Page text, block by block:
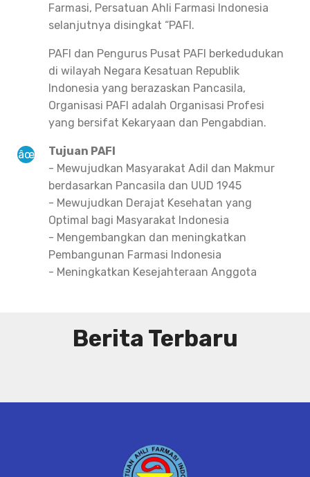
Farmasi, Persatuan Ahli Farmasi Indonesia
selanjutnya disingkat “PAFI.
PAFI dan Pengurus Pusat PAFI berkedudukan
di wilayah Negara Kesatuan Republik
Indonesia yang berazaskan Pancasila,
Organisasi PAFI adalah Organisasi Profesi
yang bersifat Kekaryaan dan Pengabdian.
Tujuan PAFI
- Mewujudkan Masyarakat Adil dan Makmur
berdasarkan Pancasila dan UUD 1945
- Mewujudkan Derajat Kesehatan yang
Optimal bagi Masyarakat Indonesia
- Mengembangkan dan meningkatkan
Pembangunan Farmasi Indonesia
- Meningkatkan Kesejahteraan Anggota
Berita Terbaru